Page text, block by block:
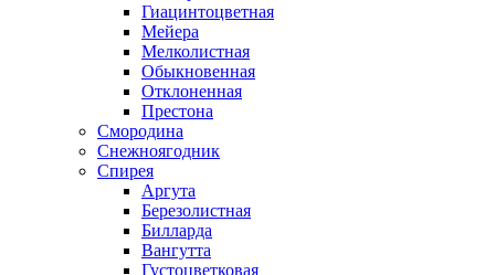
Гиацинтоцветная
Мейера
Мелколистная
Обыкновенная
Отклоненная
Престона
Смородина
Снежноягодник
Спирея
Аргута
Березолистная
Билларда
Вангутта
Густоцветковая